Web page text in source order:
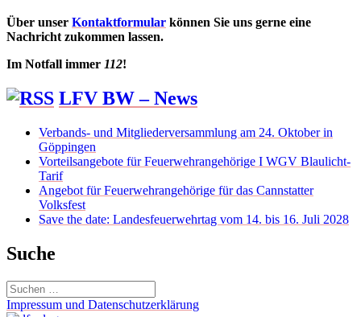
Über unser Kontaktformular können Sie uns gerne eine
Nachricht zukommen lassen.
Im Notfall immer 112!
LFV BW – News
Verbands- und Mitgliederversammlung am 24. Oktober in
Göppingen
Vorteilsangebote für Feuerwehrangehörige I WGV Blaulicht-
Tarif
Angebot für Feuerwehrangehörige für das Cannstatter
Volksfest
Save the date: Landesfeuerwehrtag vom 14. bis 16. Juli 2028
Suche
Suchen
nach:
Impressum und Datenschutzerklärung